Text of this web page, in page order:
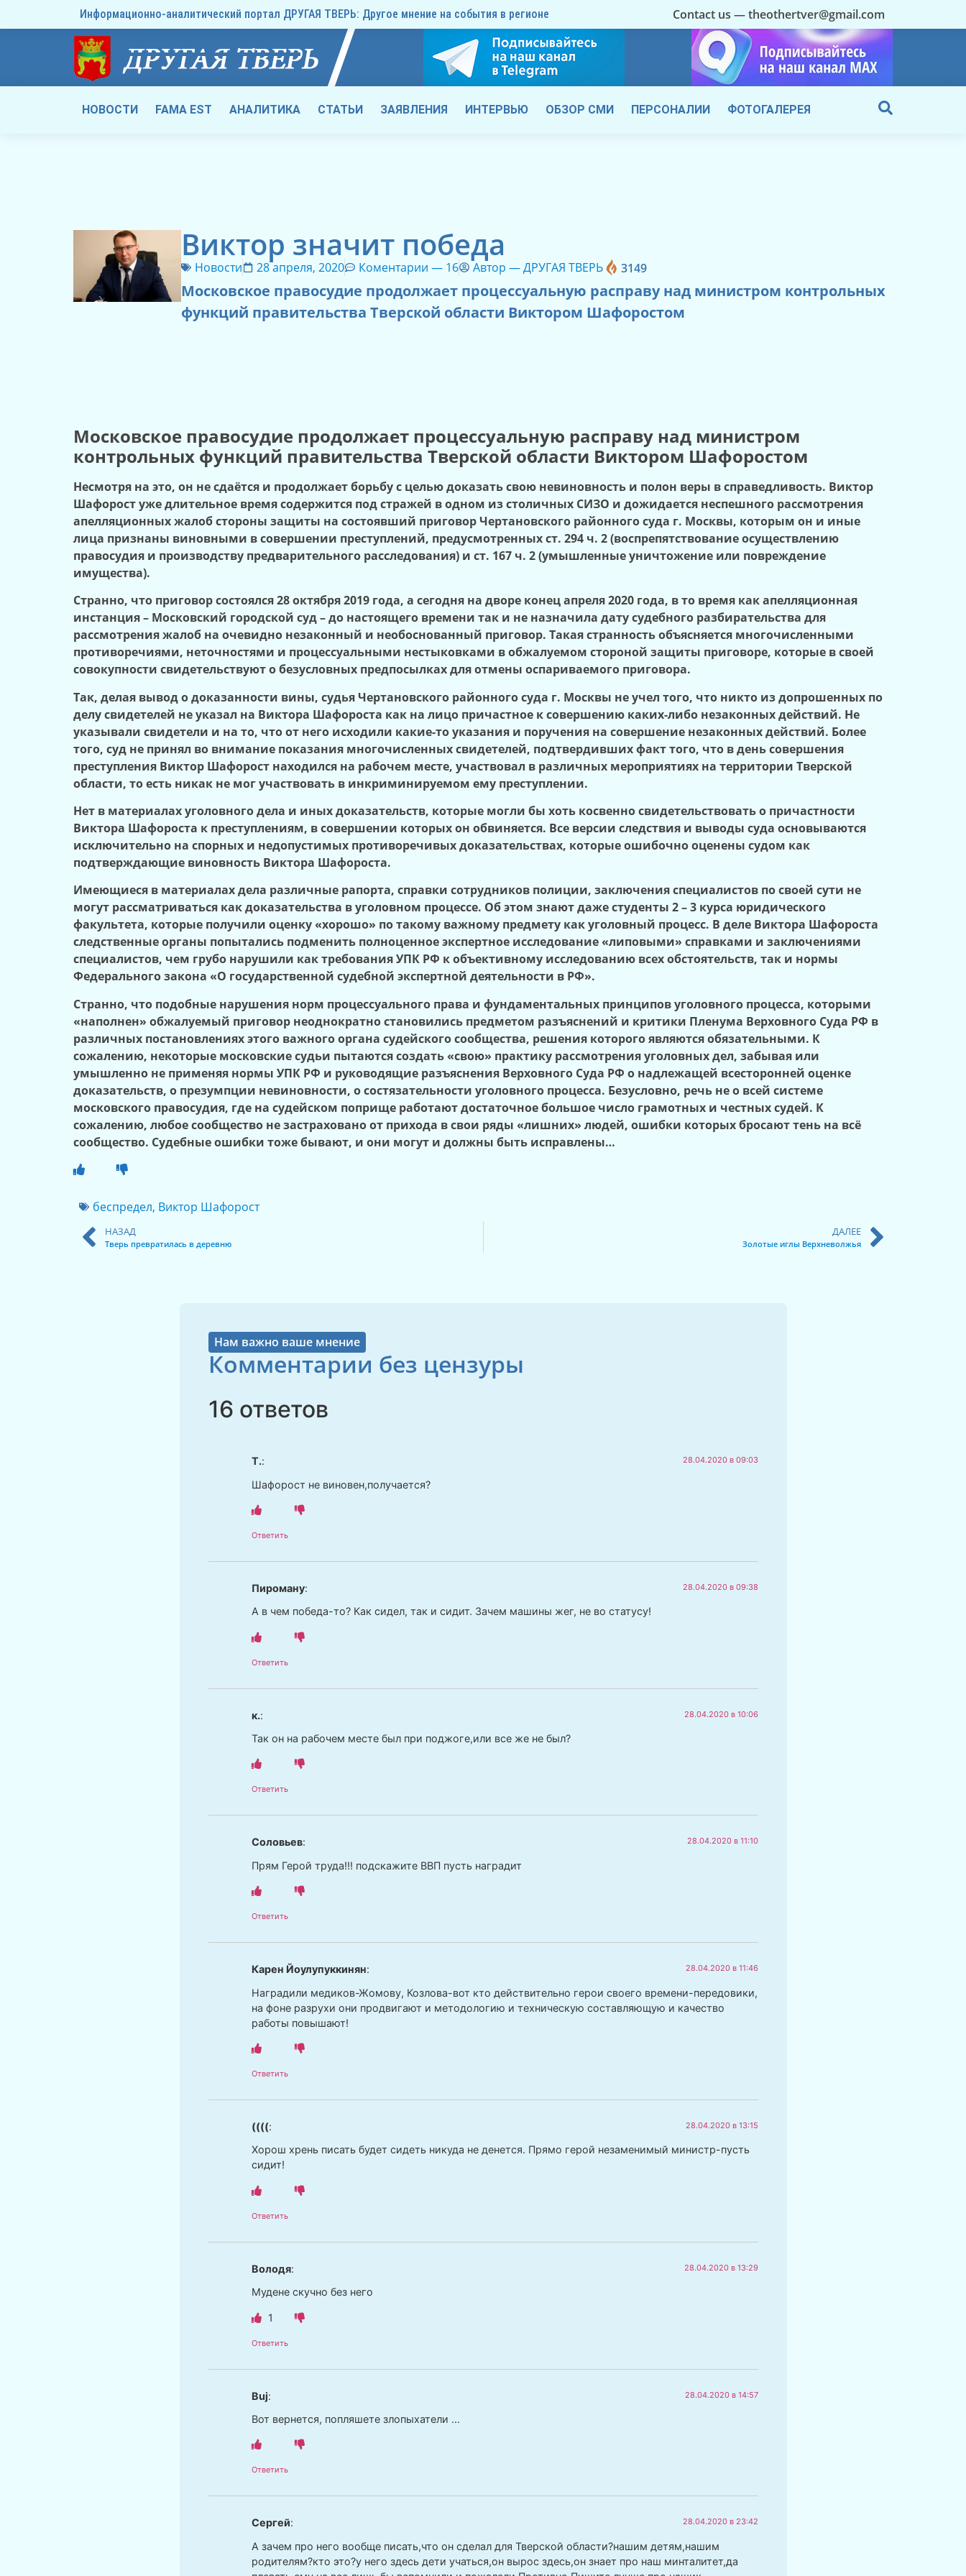
Информационно-аналитический портал ДРУГАЯ ТВЕРЬ: Другое мнение на события в регионе Contact us — theothertver@gmail.com
НОВОСТИ FAMA EST АНАЛИТИКА СТАТЬИ ЗАЯВЛЕНИЯ ИНТЕРВЬЮ ОБЗОР СМИ ПЕРСОНАЛИИ ФОТОГАЛЕРЕЯ
Виктор значит победа
Новости 28 апреля, 2020 Коментарии — 16 Автор —ДРУГАЯ ТВЕРЬ 3149
Московское правосудие продолжает процессуальную расправу над министром контрольных
функций правительства Тверской области Виктором Шафоростом
Московское правосудие продолжает процессуальную расправу над министром
контрольных функций правительства Тверской области Виктором Шафоростом
Несмотря на это, он не сдаётся и продолжает борьбу с целью доказать свою невиновность и полон веры в справедливость. Виктор
Шафорост уже длительное время содержится под стражей в одном из столичных СИЗО и дожидается неспешного рассмотрения
апелляционных жалоб стороны защиты на состоявший приговор Чертановского районного суда г. Москвы, которым он и иные
лица признаны виновными в совершении преступлений, предусмотренных ст. 294 ч. 2 (воспрепятствование осуществлению
правосудия и производству предварительного расследования) и ст. 167 ч. 2 (умышленные уничтожение или повреждение
имущества).
Странно, что приговор состоялся 28 октября 2019 года, а сегодня на дворе конец апреля 2020 года, в то время как апелляционная
инстанция – Московский городской суд – до настоящего времени так и не назначила дату судебного разбирательства для
рассмотрения жалоб на очевидно незаконный и необоснованный приговор. Такая странность объясняется многочисленными
противоречиями, неточностями и процессуальными нестыковками в обжалуемом стороной защиты приговоре, которые в своей
совокупности свидетельствуют о безусловных предпосылках для отмены оспариваемого приговора.
Так, делая вывод о доказанности вины, судья Чертановского районного суда г. Москвы не учел того, что никто из допрошенных по
делу свидетелей не указал на Виктора Шафороста как на лицо причастное к совершению каких-либо незаконных действий. Не
указывали свидетели и на то, что от него исходили какие-то указания и поручения на совершение незаконных действий. Более
того, суд не принял во внимание показания многочисленных свидетелей, подтвердивших факт того, что в день совершения
преступления Виктор Шафорост находился на рабочем месте, участвовал в различных мероприятиях на территории Тверской
области, то есть никак не мог участвовать в инкриминируемом ему преступлении.
Нет в материалах уголовного дела и иных доказательств, которые могли бы хоть косвенно свидетельствовать о причастности
Виктора Шафороста к преступлениям, в совершении которых он обвиняется. Все версии следствия и выводы суда основываются
исключительно на спорных и недопустимых противоречивых доказательствах, которые ошибочно оценены судом как
подтверждающие виновность Виктора Шафороста.
Имеющиеся в материалах дела различные рапорта, справки сотрудников полиции, заключения специалистов по своей сути не
могут рассматриваться как доказательства в уголовном процессе. Об этом знают даже студенты 2 – 3 курса юридического
факультета, которые получили оценку «хорошо» по такому важному предмету как уголовный процесс. В деле Виктора Шафороста
следственные органы попытались подменить полноценное экспертное исследование «липовыми» справками и заключениями
специалистов, чем грубо нарушили как требования УПК РФ к объективному исследованию всех обстоятельств, так и нормы
Федерального закона «О государственной судебной экспертной деятельности в РФ».
Странно, что подобные нарушения норм процессуального права и фундаментальных принципов уголовного процесса, которыми
«наполнен» обжалуемый приговор неоднократно становились предметом разъяснений и критики Пленума Верховного Суда РФ в
различных постановлениях этого важного органа судейского сообщества, решения которого являются обязательными. К
сожалению, некоторые московские судьи пытаются создать «свою» практику рассмотрения уголовных дел, забывая или
умышленно не применяя нормы УПК РФ и руководящие разъяснения Верховного Суда РФ о надлежащей всесторонней оценке
доказательств, о презумпции невиновности, о состязательности уголовного процесса. Безусловно, речь не о всей системе
московского правосудия, где на судейском поприще работают достаточное большое число грамотных и честных судей. К
сожалению, любое сообщество не застраховано от прихода в свои ряды «лишних» людей, ошибки которых бросают тень на всё
сообщество. Судебные ошибки тоже бывают, и они могут и должны быть исправлены…
беспредел, Виктор Шафорост
НАЗАД
Тверь превратилась в деревню
ДАЛЕЕ
Золотые иглы Верхневолжья
Нам важно ваше мнение
Комментарии без цензуры
16 ответов
Т.: 28.04.2020 в 09:03
Шафорост не виновен,получается?
Ответить
Пироману: 28.04.2020 в 09:38
А в чем победа-то? Как сидел, так и сидит. Зачем машины жег, не во статусу!
Ответить
к.: 28.04.2020 в 10:06
Так он на рабочем месте был при поджоге,или все же не был?
Ответить
Соловьев: 28.04.2020 в 11:10
Прям Герой труда!!! подскажите ВВП пусть наградит
Ответить
Карен Йоулупуккинян: 28.04.2020 в 11:46
Наградили медиков-Жомову, Козлова-вот кто действительно герои своего времени-передовики,
на фоне разрухи они продвигают и методологию и техническую составляющую и качество
работы повышают!
Ответить
((((: 28.04.2020 в 13:15
Хорош хрень писать будет сидеть никуда не денется. Прямо герой незаменимый министр-пусть
сидит!
Ответить
Володя: 28.04.2020 в 13:29
Мудене скучно без него
1
Ответить
Buj: 28.04.2020 в 14:57
Вот вернется, попляшете злопыхатели …
Ответить
Сергей: 28.04.2020 в 23:42
А зачем про него вообще писать,что он сделал для Тверской области?нашим детям,нашим
родителям?кто это?у него здесь дети учаться,он вырос здесь,он знает про наш минталитет,да